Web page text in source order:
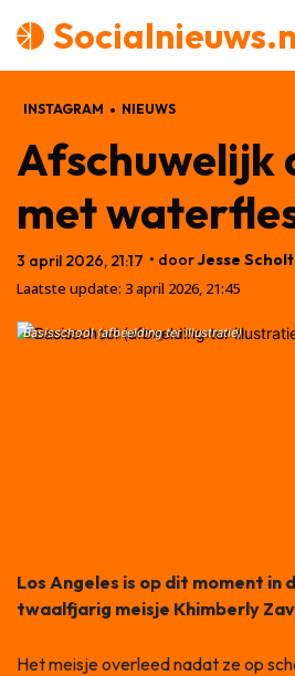
INSTAGRAM NIEUWS
Afschuwelijk
met
3 april 2026, 21:17 • doorJesse
Laatste update: 3 april 2026, 21:45
Basisschool (afbeelding ter illustratie)
Los Angeles is op dit moment in
twaalfjarig meisje Khimberly
Het meisje overleed nadat ze op